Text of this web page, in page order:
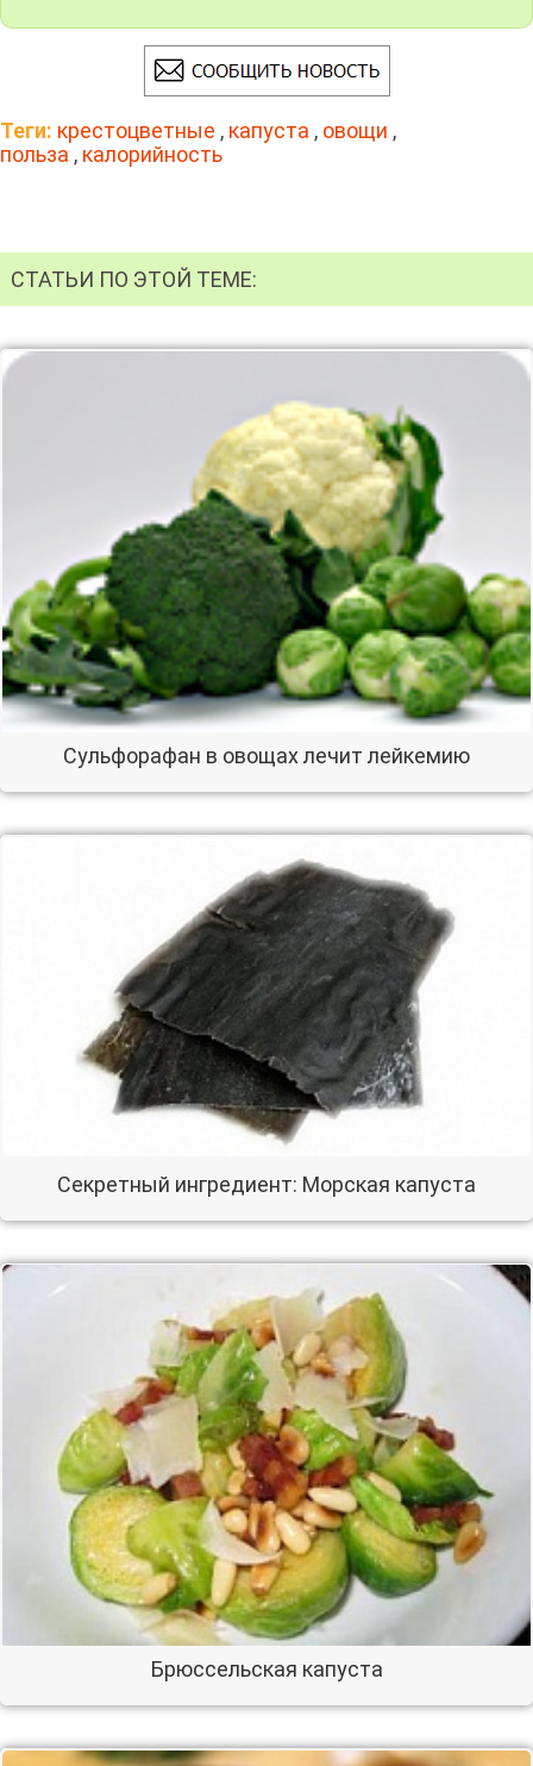
Теги: крестоцветные , капуста , овощи ,
польза , калорийность
СТАТЬИ ПО ЭТОЙ ТЕМЕ:
Сульфорафан в овощах лечит лейкемию
Секретный ингредиент: Морская капуста
Брюссельская капуста